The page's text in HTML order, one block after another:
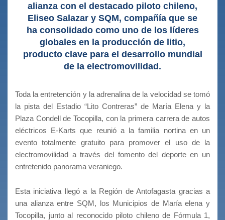
alianza con el destacado piloto chileno,
Eliseo Salazar y SQM, compañía que se
ha consolidado como uno de los líderes
globales en la producción de litio,
producto clave para el desarrollo mundial
de la electromovilidad.
Toda la entretención y la adrenalina de la velocidad se tomó
la pista del Estadio “Lito Contreras” de María Elena y la
Plaza Condell de Tocopilla, con la primera carrera de autos
eléctricos E-Karts que reunió a la familia nortina en un
evento totalmente gratuito para promover el uso de la
electromovilidad a través del fomento del deporte en un
entretenido panorama veraniego.
Esta iniciativa llegó a la Región de Antofagasta gracias a
una alianza entre SQM, los Municipios de María elena y
Tocopilla, junto al reconocido piloto chileno de Fórmula 1,